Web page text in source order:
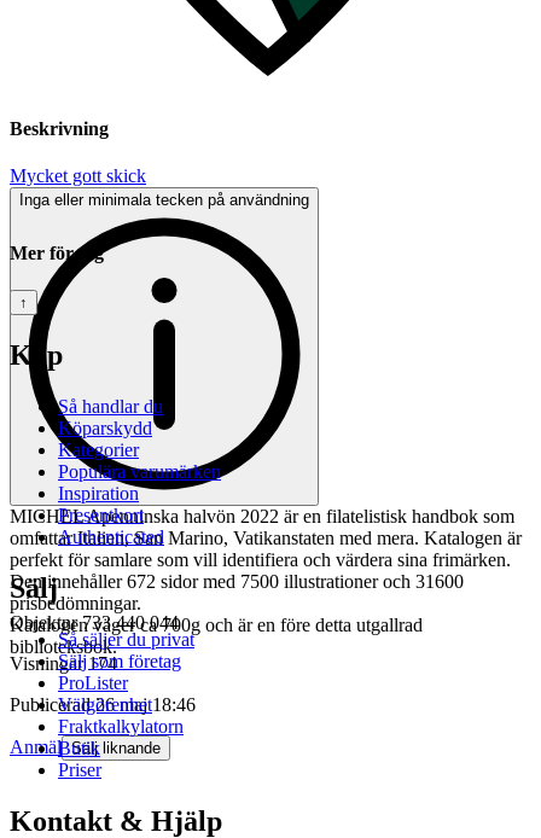
Beskrivning
Mycket gott skick
Inga eller minimala tecken på användning
MICHEL Apenninska halvön 2022 är en filatelistisk handbok som
omfattar Italien, San Marino, Vatikanstaten med mera. Katalogen är
perfekt för samlare som vill identifiera och värdera sina frimärken.
Den innehåller 672 sidor med 7500 illustrationer och 31600
prisbedömningar.
Katalogen väger ca 700g och är en före detta utgallrad
biblioteksbok.
Objektnr 733 440 044
Visningar 174
Publicerad 26 maj 18:46
Anmäl Sälj liknande
Mer för dig
↑
Köp
Så handlar du
Köparskydd
Kategorier
Populära varumärken
Inspiration
Presentkort
Authenticated
Sälj
Så säljer du privat
Sälj som företag
ProLister
Välgörenhet
Fraktkalkylatorn
Butik
Priser
Kontakt & Hjälp